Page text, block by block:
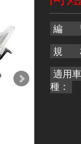
編
規
適用車
種：